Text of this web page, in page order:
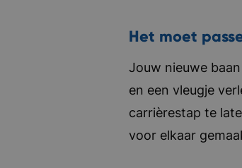
Het moet
Jouw nieuwe
en een vleugje
carrièrestap te
voor elkaar